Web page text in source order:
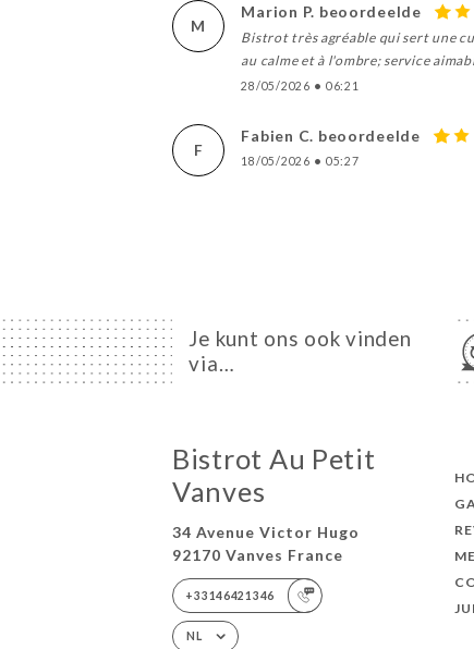
M
Marion P. beoordeelde
Bistrot très agréable qui sert une
au calme et à l'ombre; service
28/05/2026 • 06:21
F
Fabien C. beoordeelde
18/05/2026 • 05:27
Je kunt ons ook vinden
via…
Bistrot Au Petit
Vanves
34 Avenue Victor Hugo
92170 Vanves France
+33146421346
NL